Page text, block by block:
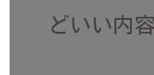
どいい内